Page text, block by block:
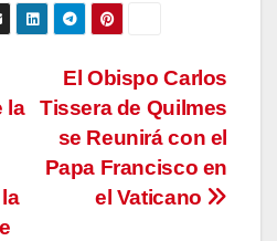
El Obispo Carlos
Tissera de Quilmes
se Reunirá con el
Papa Francisco en
el Vaticano
la